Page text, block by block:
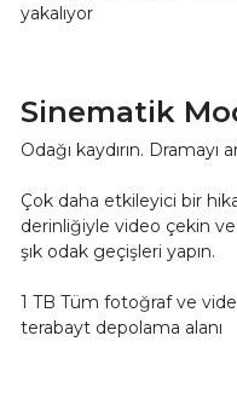
yakalıyor
Sinematik
Odağı kaydırın. Dramayı
Çok daha etkileyici bir
derinliğiyle video çekin
şık odak geçişleri yapın.
1 TB Tüm fotoğraf ve
terabayt depolama alanı